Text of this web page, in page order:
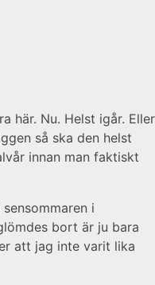
här. Nu. Helst igår. Eller
så ska den helst
innan man faktiskt
i
bort är ju bara
att jag inte varit lika